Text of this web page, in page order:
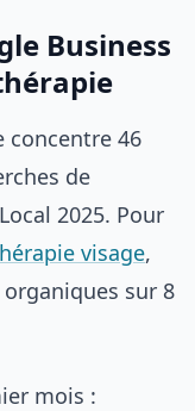
Business
concentre 46
de
2025. Pour
visage,
sur 8
mois :